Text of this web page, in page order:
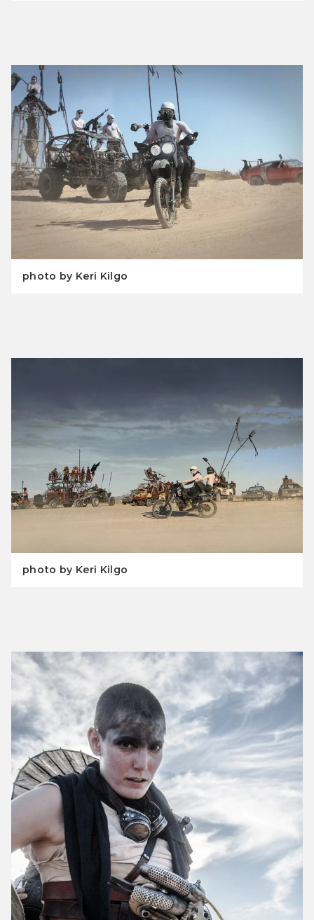
photo by Keri Kilgo
photo by Keri Kilgo